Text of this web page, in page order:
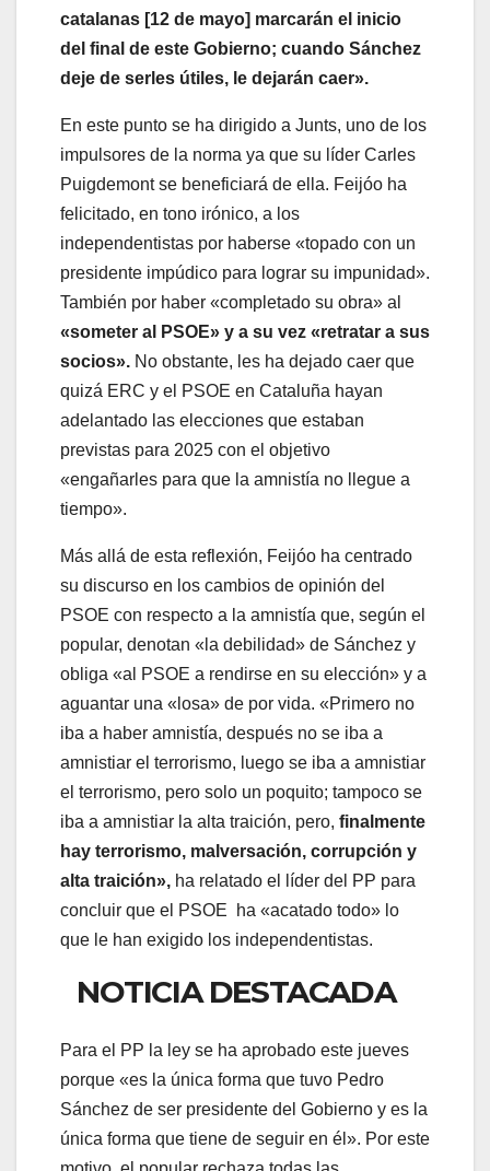
catalanas [12 de mayo] marcarán el inicio
del final de este Gobierno; cuando Sánchez
deje de serles útiles, le dejarán caer».
En este punto se ha dirigido a Junts, uno de los
impulsores de la norma ya que su líder Carles
Puigdemont se beneficiará de ella. Feijóo ha
felicitado, en tono irónico, a los
independentistas por haberse «topado con un
presidente impúdico para lograr su impunidad».
También por haber «completado su obra» al
«someter al PSOE» y a su vez «retratar a sus
socios». No obstante, les ha dejado caer que
quizá ERC y el PSOE en Cataluña hayan
adelantado las elecciones que estaban
previstas para 2025 con el objetivo
«engañarles para que la amnistía no llegue a
tiempo».
Más allá de esta reflexión, Feijóo ha centrado
su discurso en los cambios de opinión del
PSOE con respecto a la amnistía que, según el
popular, denotan «la debilidad» de Sánchez y
obliga «al PSOE a rendirse en su elección» y a
aguantar una «losa» de por vida. «Primero no
iba a haber amnistía, después no se iba a
amnistiar el terrorismo, luego se iba a amnistiar
el terrorismo, pero solo un poquito; tampoco se
iba a amnistiar la alta traición, pero, finalmente
hay terrorismo, malversación, corrupción y
alta traición», ha relatado el líder del PP para
concluir que el PSOE ha «acatado todo» lo
que le han exigido los independentistas.
NOTICIA DESTACADA
Para el PP la ley se ha aprobado este jueves
porque «es la única forma que tuvo Pedro
Sánchez de ser presidente del Gobierno y es la
única forma que tiene de seguir en él». Por este